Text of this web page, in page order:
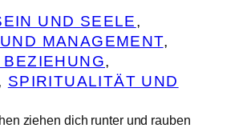
UND SEELE
MANAGEMENT
SPIRITUALITÄT UND
ziehen dich runter und rauben